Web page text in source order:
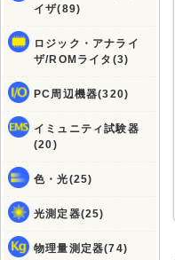
イザ(89)
ロジック・アナライ
ザ/ROMライタ(3)
PC周辺機器(320)
イミュニティ試験器
(20)
色・光(25)
光測定器(25)
物理量測定器(74)